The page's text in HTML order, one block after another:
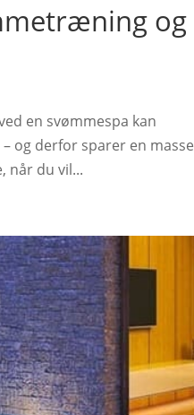
og
en svømmespa kan
og derfor sparer en masse
når du vil...